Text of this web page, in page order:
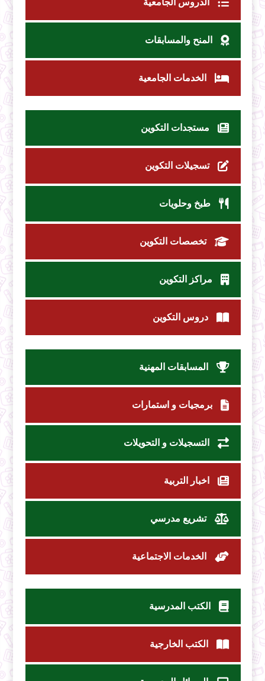
المنح والمسابقات
الخدمات الجامعية
مستجدات التكوين
تسجيلات التكوين
طبخ وحلويات
تخصصات التكوين
مراكز التكوين
دروس التكوين
المسابقات المهنية
برمجيات و استمارات
التسجيلات و التحويلات
اخبار التربية
تشريع مدرسي
الخدمات الاجتماعية
الكتب المدرسية
الكتب الخارجية